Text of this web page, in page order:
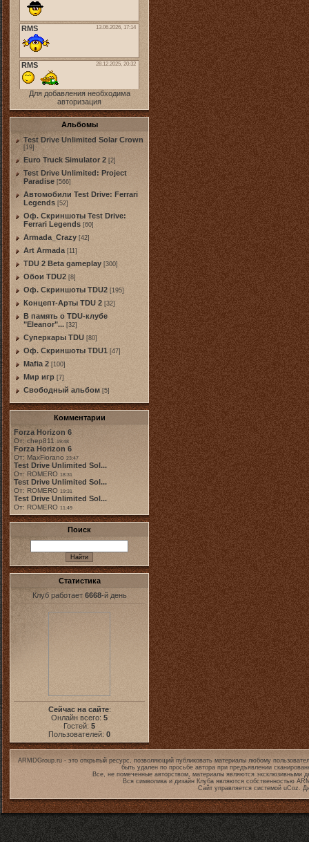
Для добавления необходима
авторизация
Альбомы
Test Drive Unlimited Solar Crown
[19]
Euro Truck Simulator 2 [2]
Test Drive Unlimited: Project
Paradise [566]
Автомобили Test Drive: Ferrari
Legends [52]
Оф. Скриншоты Test Drive:
Ferrari Legends [60]
Armada_Crazy [42]
Art Armada [11]
TDU 2 Beta gameplay [300]
Обои TDU2 [8]
Оф. Скриншоты TDU2 [195]
Концепт-Арты TDU 2 [32]
В память о TDU-клубе
"Eleanor"... [32]
Суперкары TDU [80]
Оф. Скриншоты TDU1 [47]
Mafia 2 [100]
Мир игр [7]
Свободный альбом [5]
Комментарии
Forza Horizon 6
От: chep811 19:48
Forza Horizon 6
От: MaxFiorano 23:47
Test Drive Unlimited Sol...
От: ROMERO 18:31
Test Drive Unlimited Sol...
От: ROMERO 19:31
Test Drive Unlimited Sol...
От: ROMERO 11:49
Поиск
Статистика
Клуб работает 6668-й день
Сейчас на сайте:
Онлайн всего: 5
Гостей: 5
Пользователей: 0
ARMDGroup.ru - это открытый ресурс, позволяющий публиковать материалы любому
быть удален по просьбе автора при предъявлении
Все, не помеченные авторством, материалы являются эксклюзивными
Вся символика и дизайн Клуба являются собственностью
Сайт управляется системой uCoz.